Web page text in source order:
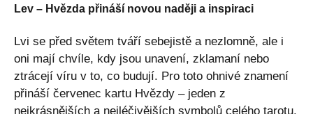
Lev – Hvězda přináší novou naději a inspiraci
Lvi se před světem tváří sebejistě a nezlomně, ale i
oni mají chvíle, kdy jsou unavení, zklamaní nebo
ztrácejí víru v to, co budují. Pro toto ohnivé znamení
přináší červenec kartu Hvězdy – jeden z
nejkrásnějších a nejléčivějších symbolů celého tarotu.